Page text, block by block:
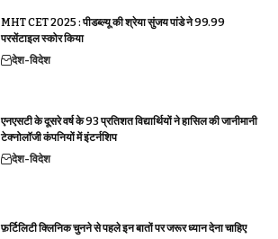
MHT CET 2025 : पीडब्ल्यू की श्रेया सुंजय पांडे ने 99.99
परसेंटाइल स्कोर किया
देश-विदेश
एनएसटी के दूसरे वर्ष के 93 प्रतिशत विद्यार्थियों ने हासिल की जानीमानी
टेक्नोलॉजी कंपनियों में इंटर्नशिप
देश-विदेश
फ़र्टिलिटी क्लिनिक चुनने से पहले इन बातों पर जरूर ध्यान देना चाहिए